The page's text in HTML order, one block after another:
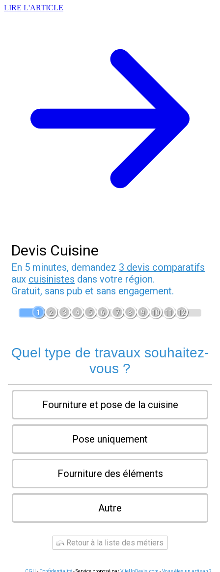
LIRE L'ARTICLE
Devis Cuisine
En 5 minutes, demandez 3 devis comparatifs
aux cuisinistes dans votre région.
Gratuit, sans pub et sans engagement.
1 2 3 4 5 6 7 8 9 10 11 12
Quel type de travaux souhaitez-
vous ?
Fourniture et pose de la cuisine
Pose uniquement
Fourniture des éléments
Autre
Retour à la liste des métiers